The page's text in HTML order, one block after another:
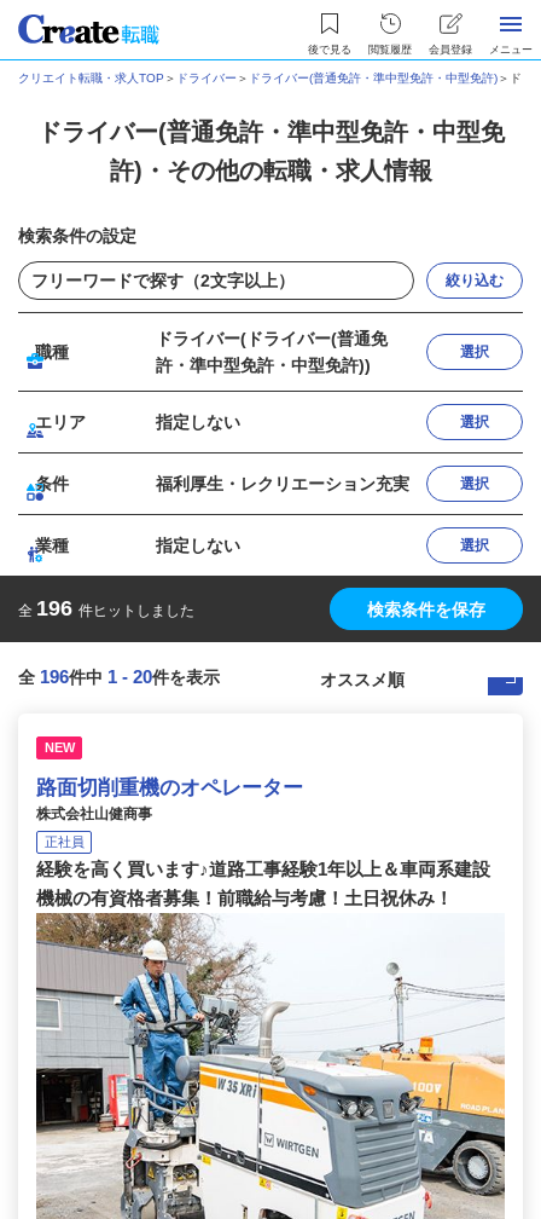
後で見る 閲覧履歴 会員登録 メニュー
クリエイト転職・求人TOP ＞ ドライバー ＞ ドライバー(普通免許・準中型免許・中型免許)＞ ドラ
ドライバー(普通免許・準中型免許・中型免
許)・その他の転職・求人情報
検索条件の設定
絞り込む
職種
ドライバー(ドライバー(普通免
許・準中型免許・中型免許))
選択
エリア 指定しない 選択
条件 福利厚生・レクリエーション充実 選択
業種 指定しない 選択
全 196 件ヒットしました 検索条件を保存
全 196件中 1 - 20件を表示
NEW
路面切削重機のオペレーター
株式会社山健商事
正社員
経験を高く買います♪道路工事経験1年以上＆車両系建設
機械の有資格者募集！前職給与考慮！土日祝休み！